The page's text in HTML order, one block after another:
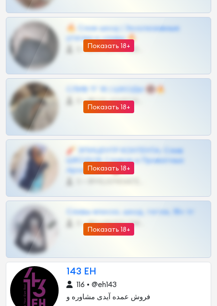
Показать 18+
🔥 Слив шкод | Эксклюзивные
утечки и сливы 🔥
0 •
Показать 18+
СЛИВ ТГ 18 | ШКОДЫ 🔞🔥
0 •
Показать 18+
🧨 ЭПИЦЕНТР КОНТЕНТА: Слив
ШКОДОВ Сливов и Приватных
Архивов ТГ 🔞💎
Показать 18+
Сливы вписок, шкод, теток, 18+ тг
0 •
143 EH
116 • @eh143
فروش عمده ‌آیدی مشاوره و